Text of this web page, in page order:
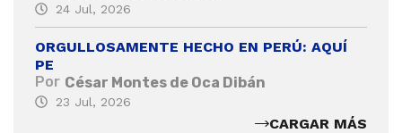
24 Jul, 2026
ORGULLOSAMENTE HECHO EN PERÚ: AQUÍ
PE
Por César Montes de Oca Dibán
23 Jul, 2026
CARGAR MÁS